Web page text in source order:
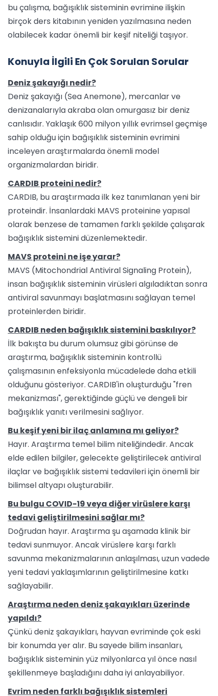
bu çalışma, bağışıklık sisteminin evrimine ilişkin
birçok ders kitabının yeniden yazılmasına neden
olabilecek kadar önemli bir keşif niteliği taşıyor.
Konuyla İlgili En Çok Sorulan Sorular
Deniz şakayığı nedir?
Deniz şakayığı (Sea Anemone), mercanlar ve
denizanalarıyla akraba olan omurgasız bir deniz
canlısıdır. Yaklaşık 600 milyon yıllık evrimsel geçmişe
sahip olduğu için bağışıklık sisteminin evrimini
inceleyen araştırmalarda önemli model
organizmalardan biridir.
CARDIB proteini nedir?
CARDIB, bu araştırmada ilk kez tanımlanan yeni bir
proteindir. İnsanlardaki MAVS proteinine yapısal
olarak benzese de tamamen farklı şekilde çalışarak
bağışıklık sistemini düzenlemektedir.
MAVS proteini ne işe yarar?
MAVS (Mitochondrial Antiviral Signaling Protein),
insan bağışıklık sisteminin virüsleri algıladıktan sonra
antiviral savunmayı başlatmasını sağlayan temel
proteinlerden biridir.
CARDIB neden bağışıklık sistemini baskılıyor?
İlk bakışta bu durum olumsuz gibi görünse de
araştırma, bağışıklık sisteminin kontrollü
çalışmasının enfeksiyonla mücadelede daha etkili
olduğunu gösteriyor. CARDIB'in oluşturduğu "fren
mekanizması", gerektiğinde güçlü ve dengeli bir
bağışıklık yanıtı verilmesini sağlıyor.
Bu keşif yeni bir ilaç anlamına mı geliyor?
Hayır. Araştırma temel bilim niteliğindedir. Ancak
elde edilen bilgiler, gelecekte geliştirilecek antiviral
ilaçlar ve bağışıklık sistemi tedavileri için önemli bir
bilimsel altyapı oluşturabilir.
Bu bulgu COVID-19 veya diğer virüslere karşı
tedavi geliştirilmesini sağlar mı?
Doğrudan hayır. Araştırma şu aşamada klinik bir
tedavi sunmuyor. Ancak virüslere karşı farklı
savunma mekanizmalarının anlaşılması, uzun vadede
yeni tedavi yaklaşımlarının geliştirilmesine katkı
sağlayabilir.
Araştırma neden deniz şakayıkları üzerinde
yapıldı?
Çünkü deniz şakayıkları, hayvan evriminde çok eski
bir konumda yer alır. Bu sayede bilim insanları,
bağışıklık sisteminin yüz milyonlarca yıl önce nasıl
şekillenmeye başladığını daha iyi anlayabiliyor.
Evrim neden farklı bağışıklık sistemleri